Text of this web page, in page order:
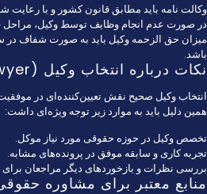
وکالت نامه باید مطابق قانون کشور و با رعایت
در صورت عدم انجام وظایف توسط وکیل، مراحل
میزان حق الزحمه وکیل باید به صورت شفاف در
باشد.
نکات درباره انتخاب وکیل (lawyer)
انتخاب وکیل صحیح نقش تعیین‌کننده‌ای در
همین دلیل باید به موارد زیر توجه ویژه‌ای داشت:
تخصص وکیل در حوزه حقوقی مورد نیاز موکل.
تجربه کاری و سابقه موفق در پرونده‌های مشابه.
بررسی نظرات و بازخوردهای دیگر مراجعان برای
منابع معتبر برای مشاوره